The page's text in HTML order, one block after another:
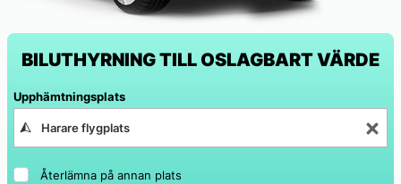
BILUTHYRNING TILL OSLAGBART VÄRDE
Upphämtningsplats
Återlämna på annan plats